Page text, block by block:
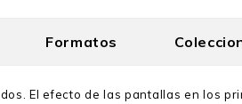
Formatos
El efecto de las pantallas en los